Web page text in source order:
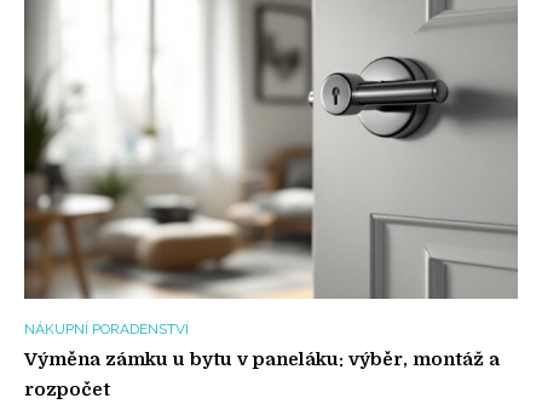
NÁKUPNÍ PORADENSTVÍ
Výměna zámku u bytu v paneláku: výběr, montáž a
rozpočet